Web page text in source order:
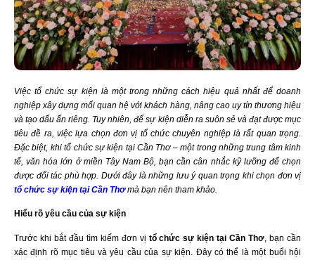
Việc tổ chức sự kiện là một trong những cách hiệu quả nhất để doanh
nghiệp xây dựng mối quan hệ với khách hàng, nâng cao uy tín thương hiệu
và tạo dấu ấn riêng. Tuy nhiên, để sự kiện diễn ra suôn sẻ và đạt được mục
tiêu đề ra, việc lựa chọn đơn vị tổ chức chuyên nghiệp là rất quan trọng.
Đặc biệt, khi tổ chức sự kiện tại Cần Thơ – một trong những trung tâm kinh
tế, văn hóa lớn ở miền Tây Nam Bộ, bạn cần cân nhắc kỹ lưỡng để chọn
được đối tác phù hợp. Dưới đây là những lưu ý quan trọng khi chọn đơn vị
tổ chức sự kiện tại Cần Thơmà bạn nên tham khảo.
Hiểu rõ yêu cầu của sự kiện
Trước khi bắt đầu tìm kiếm đơn vị tổ chức sự kiện tại Cần Thơ , bạn cần
xác định rõ mục tiêu và yêu cầu của sự kiện. Đây có thể là một buổi hội